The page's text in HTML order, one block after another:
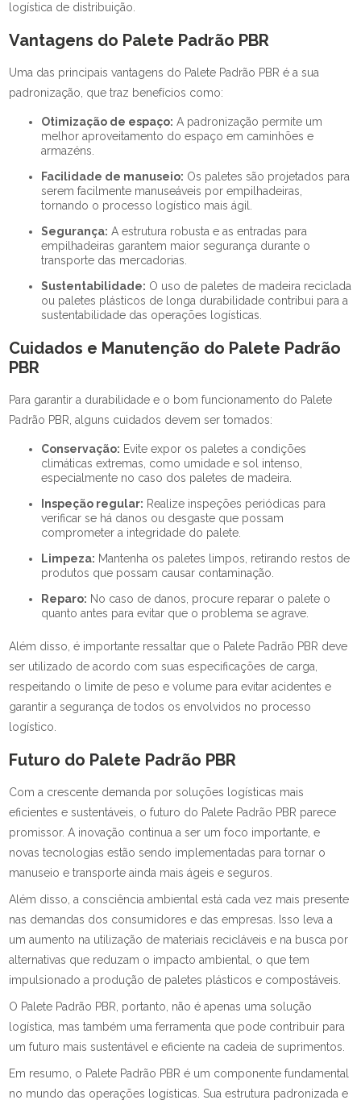
logística de distribuição.
Vantagens do Palete Padrão PBR
Uma das principais vantagens do Palete Padrão PBR é a sua
padronização, que traz benefícios como:
Otimização de espaço: A padronização permite um
melhor aproveitamento do espaço em caminhões e
armazéns.
Facilidade de manuseio: Os paletes são projetados para
serem facilmente manuseáveis por empilhadeiras,
tornando o processo logístico mais ágil.
Segurança: A estrutura robusta e as entradas para
empilhadeiras garantem maior segurança durante o
transporte das mercadorias.
Sustentabilidade: O uso de paletes de madeira reciclada
ou paletes plásticos de longa durabilidade contribui para a
sustentabilidade das operações logísticas.
Cuidados e Manutenção do Palete Padrão
PBR
Para garantir a durabilidade e o bom funcionamento do Palete
Padrão PBR, alguns cuidados devem ser tomados:
Conservação: Evite expor os paletes a condições
climáticas extremas, como umidade e sol intenso,
especialmente no caso dos paletes de madeira.
Inspeção regular: Realize inspeções periódicas para
verificar se há danos ou desgaste que possam
comprometer a integridade do palete.
Limpeza: Mantenha os paletes limpos, retirando restos de
produtos que possam causar contaminação.
Reparo: No caso de danos, procure reparar o palete o
quanto antes para evitar que o problema se agrave.
Além disso, é importante ressaltar que o Palete Padrão PBR deve
ser utilizado de acordo com suas especificações de carga,
respeitando o limite de peso e volume para evitar acidentes e
garantir a segurança de todos os envolvidos no processo
logístico.
Futuro do Palete Padrão PBR
Com a crescente demanda por soluções logísticas mais
eficientes e sustentáveis, o futuro do Palete Padrão PBR parece
promissor. A inovação continua a ser um foco importante, e
novas tecnologias estão sendo implementadas para tornar o
manuseio e transporte ainda mais ágeis e seguros.
Além disso, a consciência ambiental está cada vez mais presente
nas demandas dos consumidores e das empresas. Isso leva a
um aumento na utilização de materiais recicláveis e na busca por
alternativas que reduzam o impacto ambiental, o que tem
impulsionado a produção de paletes plásticos e compostáveis.
O Palete Padrão PBR, portanto, não é apenas uma solução
logística, mas também uma ferramenta que pode contribuir para
um futuro mais sustentável e eficiente na cadeia de suprimentos.
Em resumo, o Palete Padrão PBR é um componente fundamental
no mundo das operações logísticas. Sua estrutura padronizada e